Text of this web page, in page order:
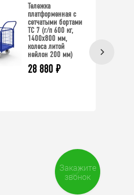
Тележка
платформенная с
сетчатыми бортами
ТС 7 (г/п 600 кг,
1400x800 мм,
колеса литой
нейлон 200 мм)
28 880 ₽
Закажите
звонок